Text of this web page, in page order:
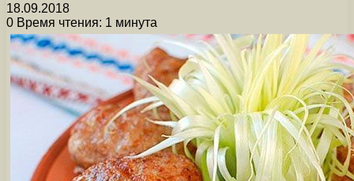
18.09.2018
0 Время чтения: 1 минута